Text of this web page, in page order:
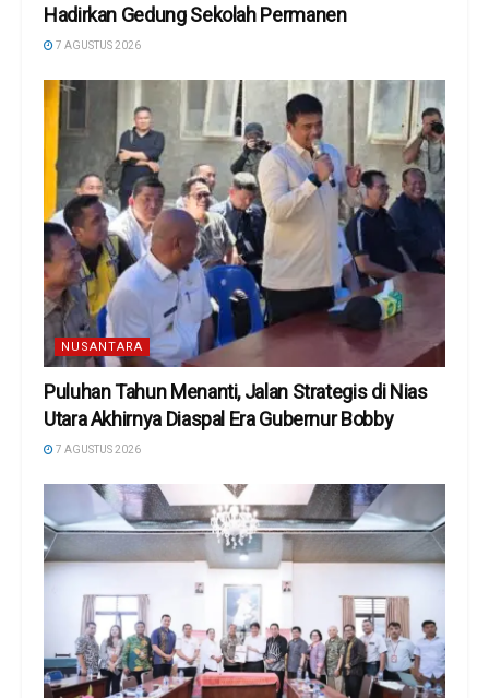
Hadirkan Gedung Sekolah Permanen
7 AGUSTUS 2026
NUSANTARA
Puluhan Tahun Menanti, Jalan Strategis di Nias
Utara Akhirnya Diaspal Era Gubernur Bobby
7 AGUSTUS 2026